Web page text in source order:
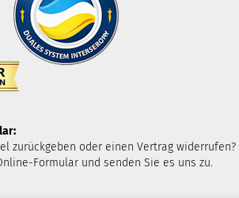
zurückgeben oder einen Vertrag widerrufen?
Formular und senden Sie es uns zu.